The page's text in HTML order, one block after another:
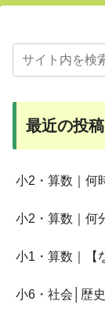
最近の投稿
小2・算数｜何
小2・算数｜何
小1・算数｜【
小6・社会│歴